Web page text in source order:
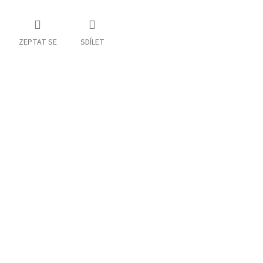
ZEPTAT SE SDÍLET